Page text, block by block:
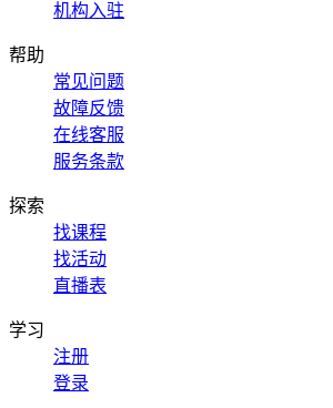
机构入驻
帮助
常见问题
故障反馈
在线客服
服务条款
探索
找课程
找活动
直播表
学习
注册
登录